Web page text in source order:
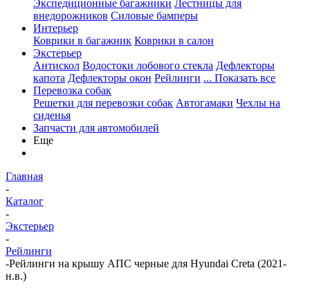
Экспедиционные багажники Лестницы для
внедорожников Силовые бамперы
Интерьер
Коврики в багажник Коврики в салон
Экстерьер
Антискол Водостоки лобового стекла Дефлекторы
капота Дефлекторы окон Рейлинги ... Показать все
Перевозка собак
Решетки для перевозки собак Автогамаки Чехлы на
сиденья
Запчасти для автомобилей
Еще
Главная
-
Каталог
-
Экстерьер
-
Рейлинги
-Рейлинги на крышу АПС черные для Hyundai Creta (2021-
н.в.)